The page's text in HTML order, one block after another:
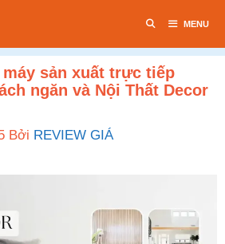
MENU
máy sản xuất trực tiếp
ngăn và Nội Thất Decor
Bởi REVIEW GIÁ